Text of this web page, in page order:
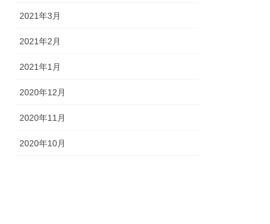
2021年3月
2021年2月
2021年1月
2020年12月
2020年11月
2020年10月